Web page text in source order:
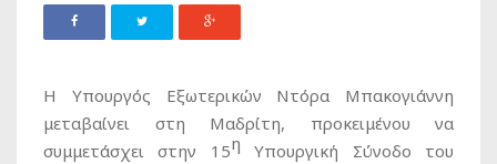
Η Υπουργός Εξωτερικών Ντόρα Μπακογιάννη
μεταβαίνει στη Μαδρίτη, προκειμένου να
συμμετάσχει στην 15η Υπουργική Σύνοδο του